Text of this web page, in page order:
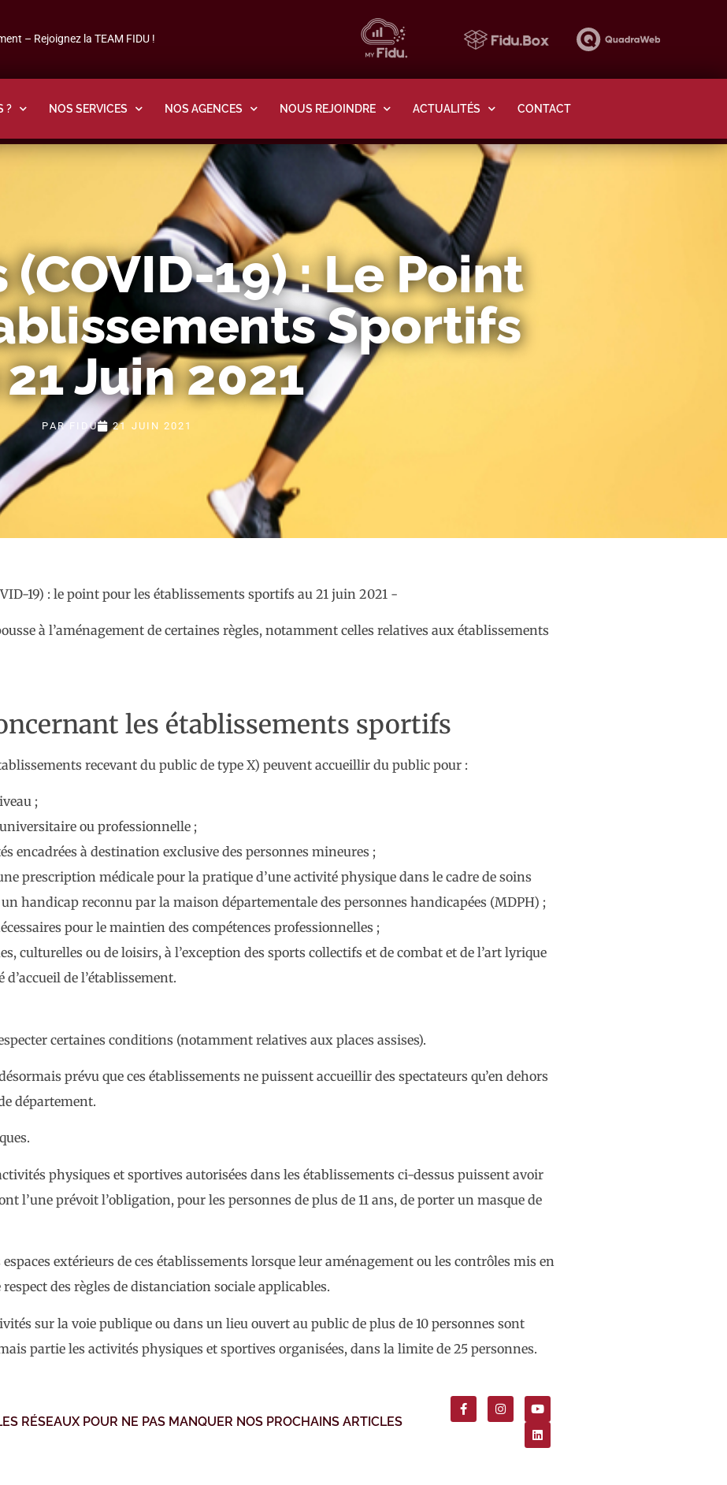
– Rejoignez la TEAM FIDU !
? NOS SERVICES NOS AGENCES NOUS REJOINDRE ACTUALITÉS CONTACT
19) : Le Point
Sportifs
Juin 2021
PARFIDU 21 JUIN 2021
à l’aménagement de certaines règles, notamment celles relatives aux établissements
les établissements sportifs
recevant du public de type X) peuvent accueillir du public pour :
;
ou professionnelle ;
encadrées à destination exclusive des personnes mineures ;
prescription médicale pour la pratique d’une activité physique dans le cadre de soins
handicap reconnu par la maison départementale des personnes handicapées (MDPH) ;
pour le maintien des compétences professionnelles ;
culturelles ou de loisirs, à l’exception des sports collectifs et de combat et de l’art lyrique
de l’établissement.
certaines conditions (notamment relatives aux places assises).
prévu que ces établissements ne puissent accueillir des spectateurs qu’en dehors
département.
physiques et sportives autorisées dans les établissements ci-dessus puissent avoir
l’une prévoit l’obligation, pour les personnes de plus de 11 ans, de porter un masque de
extérieurs de ces établissements lorsque leur aménagement ou les contrôles mis en
des règles de distanciation sociale applicables.
sur la voie publique ou dans un lieu ouvert au public de plus de 10 personnes sont
partie les activités physiques et sportives organisées, dans la limite de 25 personnes.
RÉSEAUX POUR NE PAS MANQUER NOS PROCHAINS ARTICLES